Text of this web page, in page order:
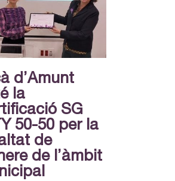
d’Amunt
la
SG
50-50 per la
de
de l’àmbit